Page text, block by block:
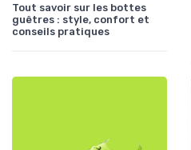
Tout savoir sur les bottes
guêtres : style, confort et
conseils pratiques